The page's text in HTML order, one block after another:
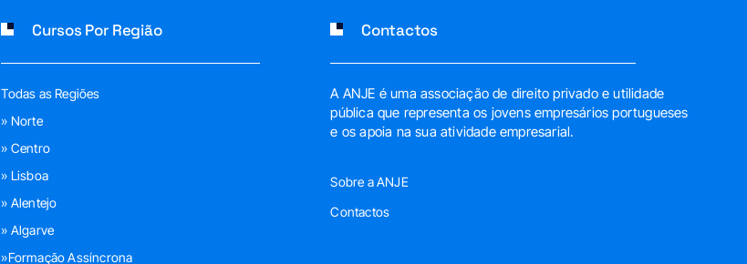
Cursos Por Região
Todas as Regiões
» Norte
» Centro
» Lisboa
» Alentejo
» Algarve
»Formação Assíncrona
Contactos
A ANJE é uma associação de direito privado e utilidade
pública que representa os jovens empresários portugueses
e os apoia na sua atividade empresarial.
Sobre a ANJE
Contactos